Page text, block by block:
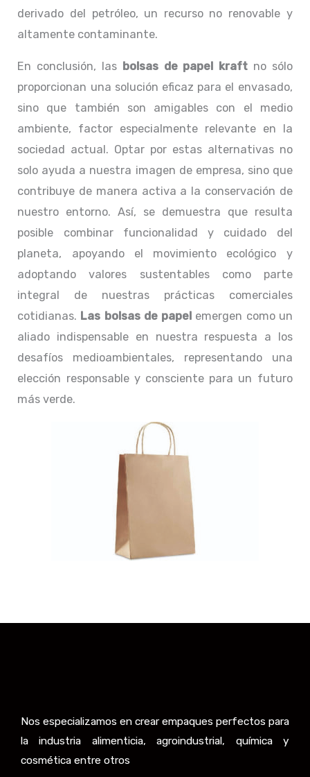
derivado del petróleo, un recurso no renovable y
altamente contaminante.
En conclusión, las bolsas de papel kraft no sólo
proporcionan una solución eficaz para el envasado,
sino que también son amigables con el medio
ambiente, factor especialmente relevante en la
sociedad actual. Optar por estas alternativas no
solo ayuda a nuestra imagen de empresa, sino que
contribuye de manera activa a la conservación de
nuestro entorno. Así, se demuestra que resulta
posible combinar funcionalidad y cuidado del
planeta, apoyando el movimiento ecológico y
adoptando valores sustentables como parte
integral de nuestras prácticas comerciales
cotidianas. Las bolsas de papel emergen como un
aliado indispensable en nuestra respuesta a los
desafíos medioambientales, representando una
elección responsable y consciente para un futuro
más verde.
Nos especializamos en crear empaques perfectos para
la industria alimenticia, agroindustrial, química y
cosmética entre otros